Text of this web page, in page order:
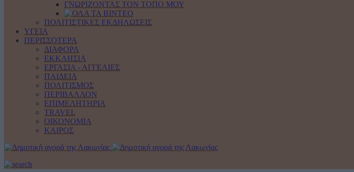
ΓΝΩΡΙΖΟΝΤΑΣ ΤΟΝ ΤΟΠΟ ΜΟΥ
ΠΟΛΙΤΙΣΤΙΚΕΣ ΕΚΔΗΛΩΣΕΙΣ
ΥΓΕΙΑ
ΠΕΡΙΣΣΟΤΕΡΑ
ΔΙΑΦΟΡΑ
ΕΚΚΛΗΣΙΑ
ΕΡΓΑΣΙΑ - ΑΓΓΕΛΙΕΣ
ΠΑΙΔΕΙΑ
ΠΟΛΙΤΙΣΜΟΣ
ΠΕΡΙΒΑΛΛΟΝ
ΕΠΙΜΕΛΗΤΗΡΙΑ
TRAVEL
ΟΙΚΟΝΟΜΙΑ
ΚΑΙΡΟΣ